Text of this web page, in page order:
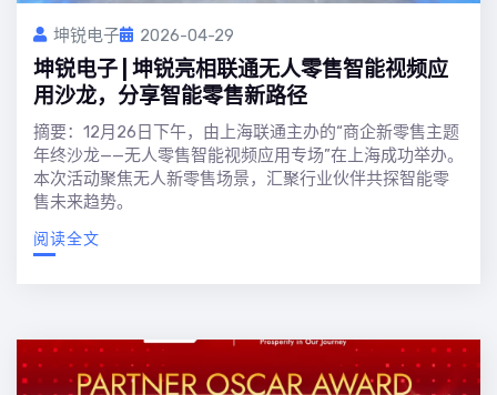
坤锐电子 2026-04-29
坤锐电子 | 坤锐亮相联通无人零售智能视频应
用沙龙，分享智能零售新路径
摘要：12月26日下午，由上海联通主办的“商企新零售主题
年终沙龙——无人零售智能视频应用专场”在上海成功举办。
本次活动聚焦无人新零售场景，汇聚行业伙伴共探智能零
售未来趋势。
阅读全文